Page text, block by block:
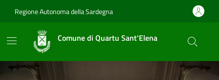
Regione Autonoma della Sardegna
Comune di Quartu Sant'Elena